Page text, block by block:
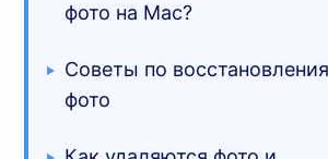
фото на Mac?
Советы по
фото